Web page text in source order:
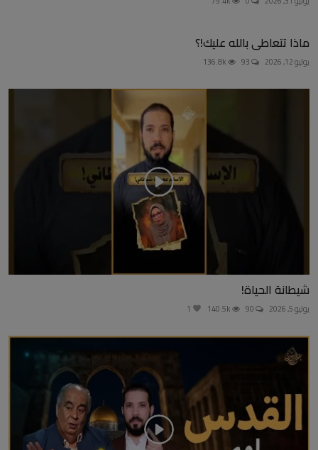
ماذا تتعاطى بالله عليك!؟
يوليو 12, 2026
شيطانة الحياة!
يوليو 5, 2026